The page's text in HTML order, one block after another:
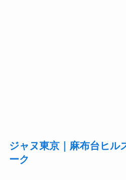
ジャヌ東京｜麻布台ヒル
ーク